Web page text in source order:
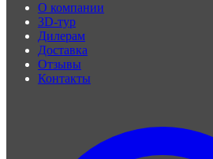
О компании
3D-тур
Дилерам
Доставка
Отзывы
Контакты